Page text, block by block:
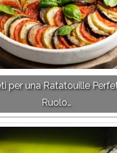
per una Ratatouille
Ruolo…